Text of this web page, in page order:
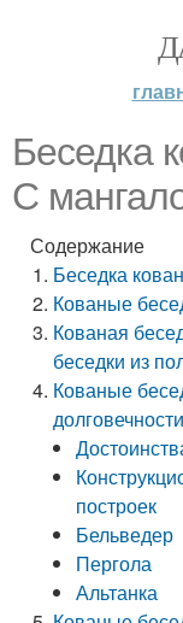
Беседка
С
Содержание
Беседка
Кованые
Кованая
беседки из
Кованые
построек
Бельведер
Пергола
Альтанка